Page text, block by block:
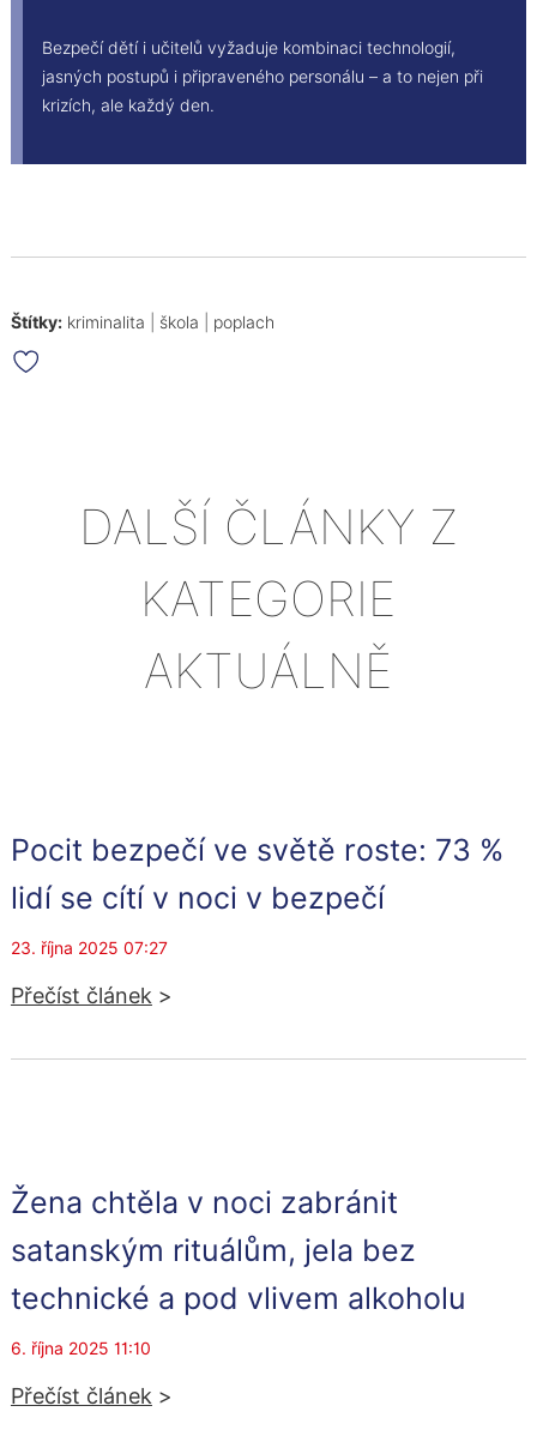
Bezpečí dětí i učitelů vyžaduje kombinaci technologií,
jasných postupů i připraveného personálu – a to nejen při
krizích, ale každý den.
Štítky: kriminalita škola poplach
DALŠÍ ČLÁNKY Z
KATEGORIE
AKTUÁLNĚ
Pocit bezpečí ve světě roste: 73 %
lidí se cítí v noci v bezpečí
23. října 2025 07:27
Přečíst článek >
Žena chtěla v noci zabránit
satanským rituálům, jela bez
technické a pod vlivem alkoholu
6. října 2025 11:10
Přečíst článek >